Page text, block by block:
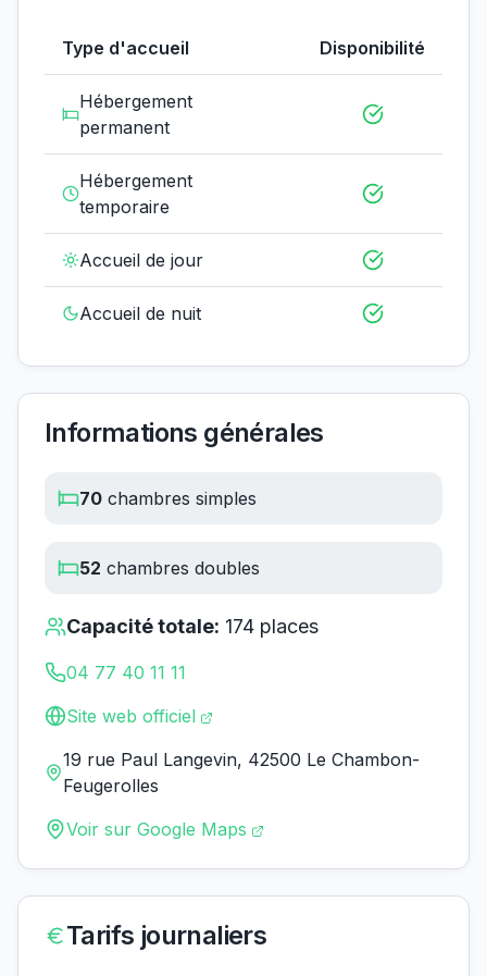
Type d'accueil Disponibilité
Hébergement
permanent
Hébergement
temporaire
Accueil de jour
Accueil de nuit
Informations générales
70 chambres simples
52 chambres doubles
Capacité totale: 174 places
04 77 40 11 11
Site web officiel
19 rue Paul Langevin, 42500 Le Chambon-
Feugerolles
Voir sur Google Maps
Tarifs journaliers